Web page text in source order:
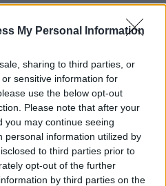
My Personal Information
sharing to third parties, or
sensitive information for
use the below opt-out
Please note that after your
you may continue seeing
personal information utilized by
to third parties prior to
opt-out of the further
by third parties on the
volt más a
elmondta Ellen
a terhesség teljesen az
Maxwellel istenien
és csinálhattam bármit.
Most meg… állandóan